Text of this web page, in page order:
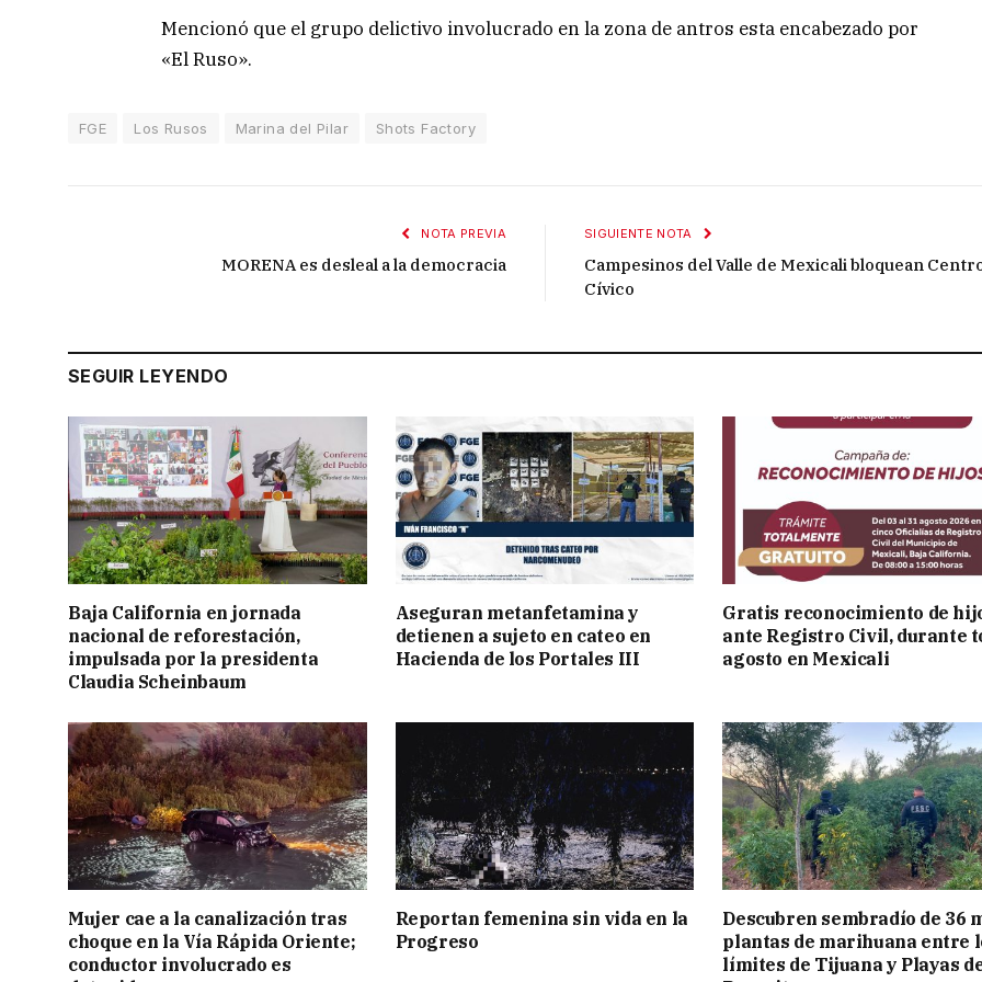
Mencionó que el grupo delictivo involucrado en la zona de antros esta encabezado por
«El Ruso».
FGE Los Rusos Marina del Pilar Shots Factory
NOTA PREVIA
MORENA es desleal a la democracia
SIGUIENTE NOTA
Campesinos del Valle de Mexicali bloquean
Cívico
SEGUIR LEYENDO
Baja California en jornada
nacional de reforestación,
impulsada por la presidenta
Claudia Scheinbaum
Aseguran metanfetamina y
detienen a sujeto en cateo en
Hacienda de los Portales III
Gratis reconocimiento de
ante Registro Civil, durante
agosto en Mexicali
Mujer cae a la canalización tras
choque en la Vía Rápida Oriente;
conductor involucrado es
Reportan femenina sin vida en la
Progreso
Descubren sembradío de 36
plantas de marihuana entre
límites de Tijuana y Playas